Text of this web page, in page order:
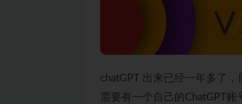
chatGPT 出来已经一年多了
需要有一个自己的ChatGPT账